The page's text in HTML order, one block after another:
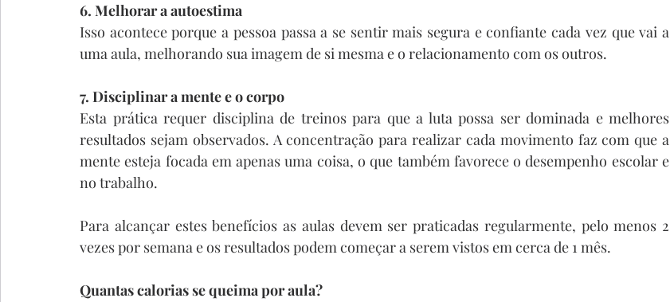
6. Melhorar a autoestima
Isso acontece porque a pessoa passa a se sentir mais segura e confiante cada vez que vai a
uma aula, melhorando sua imagem de si mesma e o relacionamento com os outros.
7. Disciplinar a mente e o corpo
Esta prática requer disciplina de treinos para que a luta possa ser dominada e melhores
resultados sejam observados. A concentração para realizar cada movimento faz com que a
mente esteja focada em apenas uma coisa, o que também favorece o desempenho escolar e
no trabalho.
Para alcançar estes benefícios as aulas devem ser praticadas regularmente, pelo menos 2
vezes por semana e os resultados podem começar a serem vistos em cerca de 1 mês.
Quantas calorias se queima por aula?